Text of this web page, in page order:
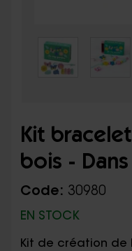
Kit
bois -
Code: 30980
EN STOCK
Kit de création de